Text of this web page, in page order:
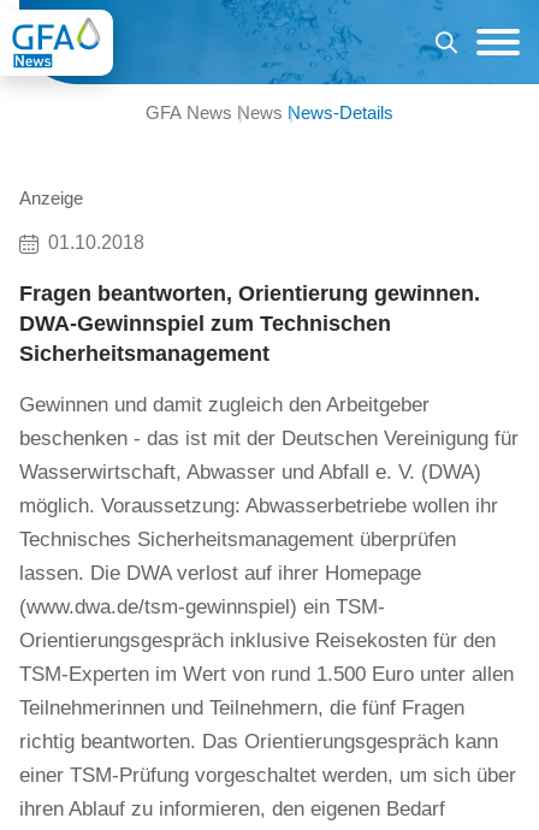
GFA News News News-Details
Anzeige
01.10.2018
Fragen beantworten, Orientierung gewinnen.
DWA-Gewinnspiel zum Technischen
Sicherheitsmanagement
Gewinnen und damit zugleich den Arbeitgeber
beschenken - das ist mit der Deutschen Vereinigung für
Wasserwirtschaft, Abwasser und Abfall e. V. (DWA)
möglich. Voraussetzung: Abwasserbetriebe wollen ihr
Technisches Sicherheitsmanagement überprüfen
lassen. Die DWA verlost auf ihrer Homepage
(www.dwa.de/tsm-gewinnspiel) ein TSM-
Orientierungsgespräch inklusive Reisekosten für den
TSM-Experten im Wert von rund 1.500 Euro unter allen
Teilnehmerinnen und Teilnehmern, die fünf Fragen
richtig beantworten. Das Orientierungsgespräch kann
einer TSM-Prüfung vorgeschaltet werden, um sich über
ihren Ablauf zu informieren, den eigenen Bedarf